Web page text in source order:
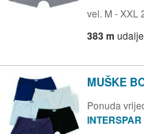
vel. M - XXL
383 m
MUŠKE
Ponuda
INTERSPAR